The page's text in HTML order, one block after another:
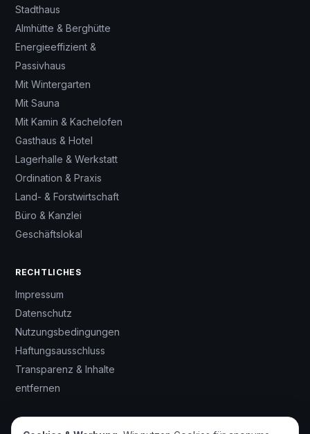
Stadthaus
Almhütte & Berghütte
Energieeffizient &
Passivhaus
Mit Wintergarten
Mit Sauna
Mit Kamin & Kachelofen
Gasthaus & Hotel
Lagerhalle & Werkstatt
Ordination & Praxis
Land- & Forstwirtschaft
Büro & Kanzlei
Geschäftslokal
RECHTLICHES
Impressum
Datenschutz
Nutzungsbedingungen
Haftungsausschluss
Transparenz & Inhalte
entfernen